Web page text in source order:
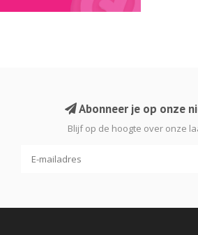
Abonneer je op onze
Blijf op de hoogte over onze